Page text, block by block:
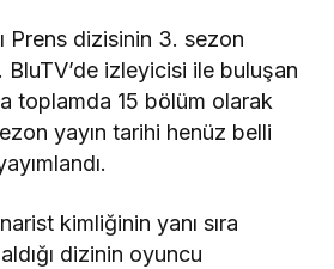
Prens dizisinin 3. sezon
BluTV’de izleyicisi ile buluşan
toplamda 15 bölüm olarak
yayın tarihi henüz belli
kimliğinin yanı sıra
dizinin oyuncu